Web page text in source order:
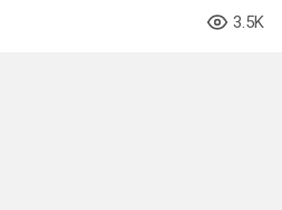
3.5K